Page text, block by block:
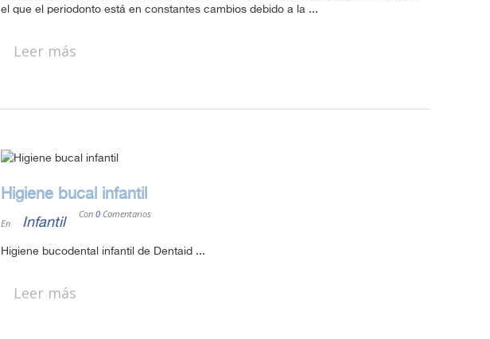
el que el periodonto está en constantes cambios debido a la ...
Leer más
Higiene bucal infantil
En Infantil
Con 0 Comentarios
Higiene bucodental infantil de Dentaid ...
Leer más